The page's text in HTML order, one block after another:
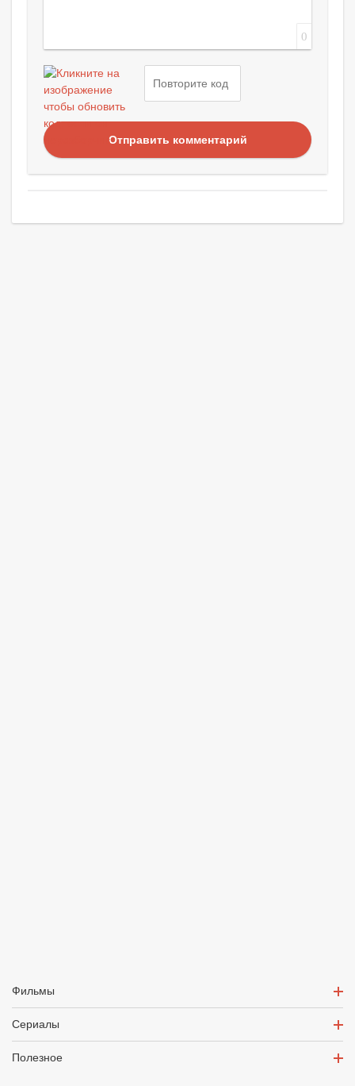
0
Отправить комментарий
Фильмы
Сериалы
Полезное